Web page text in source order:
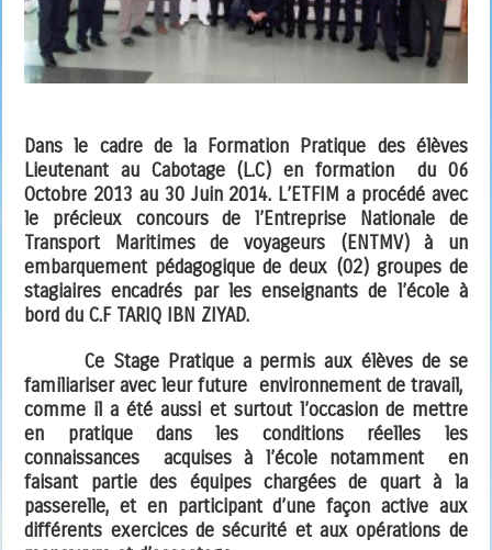
Dans le cadre de la Formation Pratique des élèves
Lieutenant au Cabotage (L.C) en formation du 06
Octobre 2013 au 30 Juin 2014. L’ETFIM a procédé avec
le précieux concours de l’Entreprise Nationale de
Transport Maritimes de voyageurs (ENTMV) à un
embarquement pédagogique de deux (02) groupes de
stagiaires encadrés par les enseignants de l’école à
bord du C.F TARIQ IBN ZIYAD.
Ce Stage Pratique a permis aux élèves de se
familiariser avec leur future environnement de travail,
comme il a été aussi et surtout l’occasion de mettre
en pratique dans les conditions réelles les
connaissances acquises à l’école notamment en
faisant partie des équipes chargées de quart à la
passerelle, et en participant d’une façon active aux
différents exercices de sécurité et aux opérations de